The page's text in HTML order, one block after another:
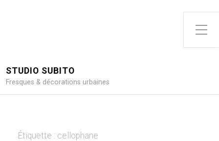
Toggle Side Menu
STUDIO SUBITO
Fresques & décorations urbaines
Étiquette : cellophane